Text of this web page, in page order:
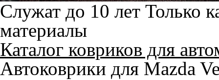
Служат до 10 лет Только
материалы
Каталог ковриков для
Автоковрики для Mazda